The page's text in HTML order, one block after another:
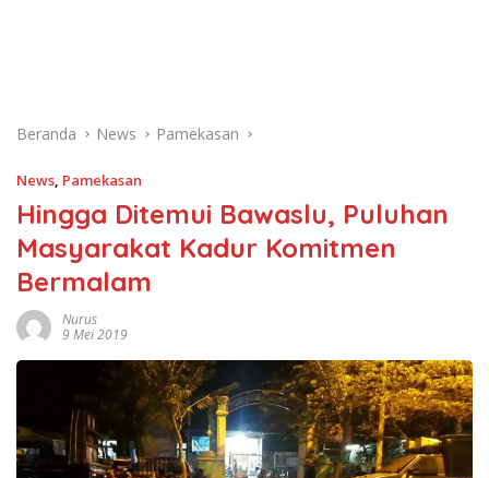
Beranda News Pamekasan
News, Pamekasan
Hingga Ditemui Bawaslu, Puluhan
Masyarakat Kadur Komitmen
Bermalam
Nurus
9 Mei 2019